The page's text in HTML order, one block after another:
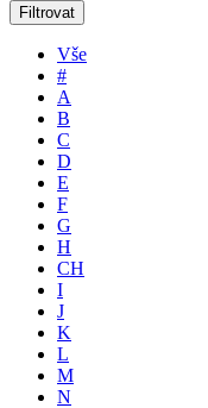
Filtrovat
Vše
#
A
B
C
D
E
F
G
H
CH
I
J
K
L
M
N